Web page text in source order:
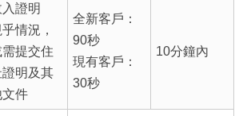
證明
情況，
需提交住
證明及其
文件
全新客戶：
90秒
現有客戶：
30秒
10分鐘內